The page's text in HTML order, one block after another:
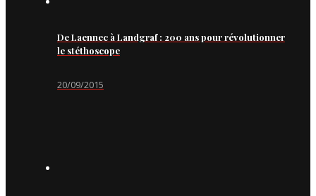
De Laennec à Landgraf : 200 ans pour révolutionner
le stéthoscope
20/09/2015